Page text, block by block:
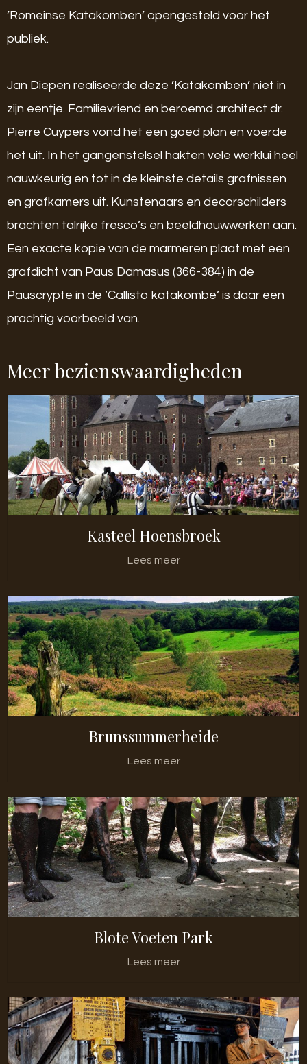
’Romeinse Katakomben’ opengesteld voor het
publiek.
Jan Diepen realiseerde deze ’Katakomben’ niet in
zijn eentje. Familievriend en beroemd architect dr.
Pierre Cuypers vond het een goed plan en voerde
het uit. In het gangenstelsel hakten vele werklui heel
nauwkeurig en tot in de kleinste details grafnissen
en grafkamers uit. Kunstenaars en decorschilders
brachten talrijke fresco’s en beeldhouwwerken aan.
Een exacte kopie van de marmeren plaat met een
grafdicht van Paus Damasus (366-384) in de
Pauscrypte in de ’Callisto katakombe’ is daar een
prachtig voorbeeld van.
Meer bezienswaardigheden
Kasteel Hoensbroek
Lees meer
Brunssummerheide
Lees meer
Blote Voeten Park
Lees meer